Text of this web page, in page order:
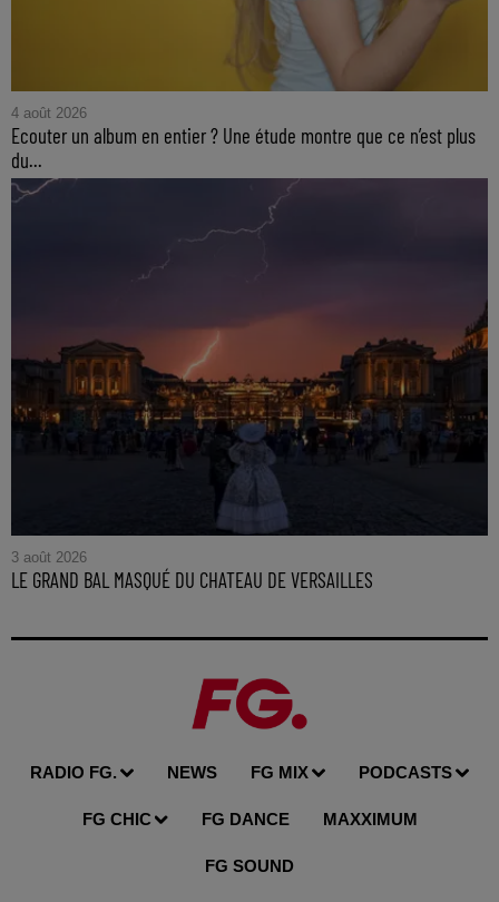
4 août 2026
Ecouter un album en entier ? Une étude montre que ce n’est plus
du...
3 août 2026
LE GRAND BAL MASQUÉ DU CHATEAU DE VERSAILLES
RADIO FG. NEWS FG MIX PODCASTS
FG CHIC FG DANCE MAXXIMUM
FG SOUND